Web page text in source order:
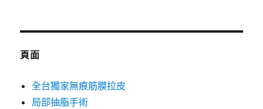
鍵
頁面
全台獨家無痕筋膜拉皮
局部抽脂手術